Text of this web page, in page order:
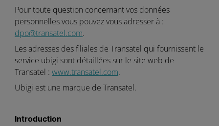
Pour toute question concernant vos données
personnelles vous pouvez vous adresser à :
dpo@transatel.com.
Les adresses des filiales de Transatel qui fournissent le
service ubigi sont détaillées sur le site web de
Transatel : www.transatel.com.
Ubigi est une marque de Transatel.
Introduction